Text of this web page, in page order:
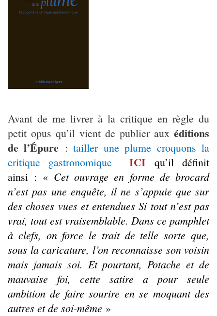
Avant de me livrer à la critique en règle du
petit opus qu’il vient de publier aux éditions
de l’Épure :tailler une plume croquons la
critique gastronomique ICI
qu’il définit
ainsi : « Cet ouvrage en forme de brocard
n’est pas une enquête, il ne s’appuie que sur
des choses vues et entendues Si tout n’est pas
vrai, tout est vraisemblable. Dans ce pamphlet
à clefs, on force le trait de telle sorte que,
sous la caricature, l’on reconnaisse son voisin
mais jamais soi. Et pourtant, Potache et de
mauvaise foi, cette satire a pour seule
ambition de faire sourire en se moquant des
autres et de soi-même »